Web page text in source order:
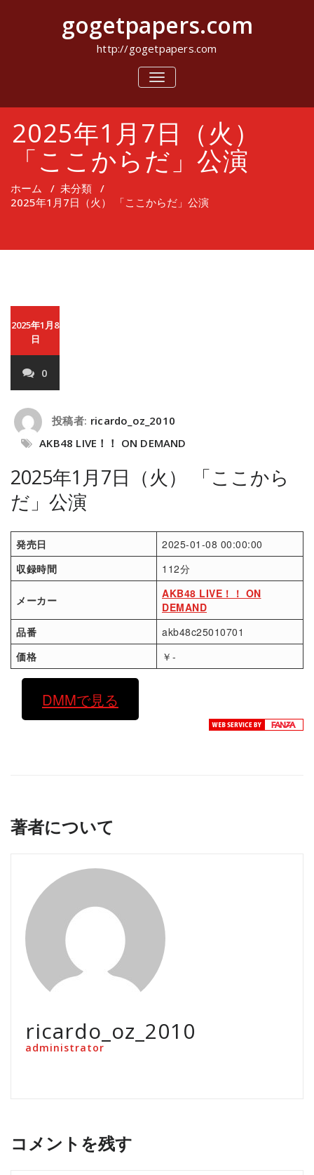
キ
gogetpapers.com
http://gogetpapers.com
ナ
ビ
シ
ョ
ン
を
切
替
え
2025年1月7日（火）
「ここからだ」公演
ホーム / 未分類 /
2025年1月7日（火） 「ここからだ」公演
2025年1月8
日
0
投稿者: ricardo_oz_2010
AKB48 LIVE！！ ON DEMAND
2025年1月7日（火） 「ここから
だ」公演
発売日
2025-01-08 00:00:00
収録時間
112分
メーカー
AKB48 LIVE！！ ON
DEMAND
品番
akb48c25010701
価格
￥-
DMMで見る
著者について
ricardo_oz_2010
administrator
コメントを残す